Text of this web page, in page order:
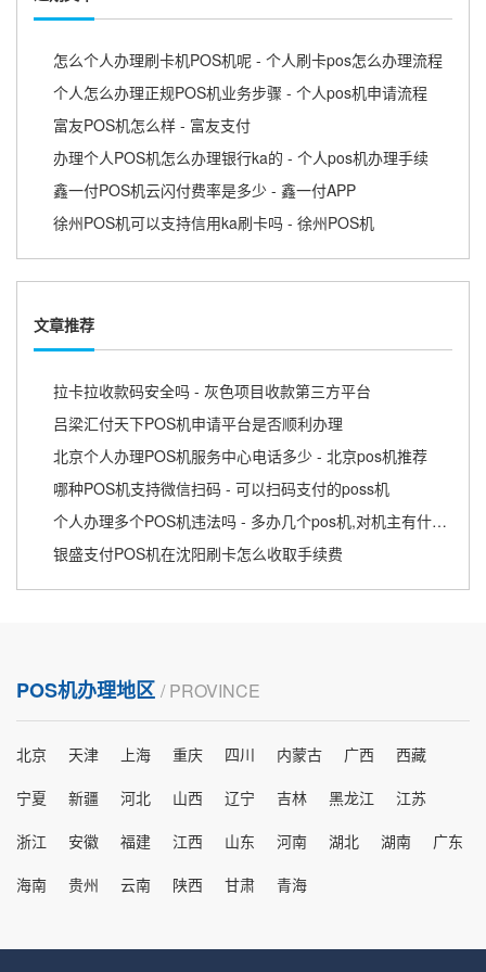
怎么个人办理刷卡机POS机呢 - 个人刷卡pos怎么办理流程
个人怎么办理正规POS机业务步骤 - 个人pos机申请流程
富友POS机怎么样 - 富友支付
办理个人POS机怎么办理银行ka的 - 个人pos机办理手续
鑫一付POS机云闪付费率是多少 - 鑫一付APP
徐州POS机可以支持信用ka刷卡吗 - 徐州POS机
文章推荐
拉卡拉收款码安全吗 - 灰色项目收款第三方平台
吕梁汇付天下POS机申请平台是否顺利办理
北京个人办理POS机服务中心电话多少 - 北京pos机推荐
哪种POS机支持微信扫码 - 可以扫码支付的poss机
个人办理多个POS机违法吗 - 多办几个pos机,对机主有什么影响吗
银盛支付POS机在沈阳刷卡怎么收取手续费
POS机办理地区 / PROVINCE
北京 天津 上海 重庆 四川 内蒙古 广西
西藏
宁夏
新疆 河北 山西 辽宁 吉林 黑龙江
江苏
浙江
安徽 福建 江西 山东 河南 湖北 湖南
广东
海南
贵州 云南 陕西 甘肃 青海